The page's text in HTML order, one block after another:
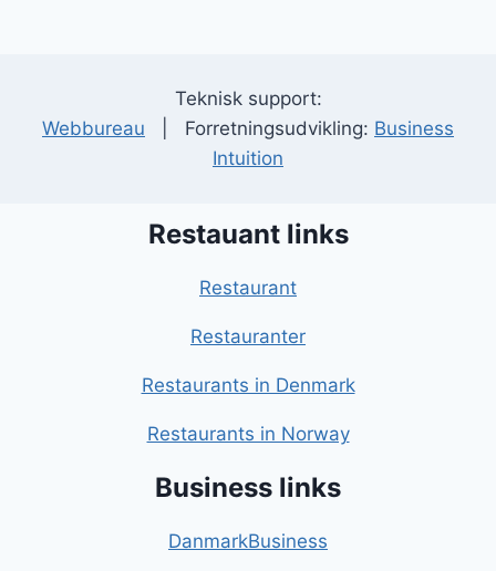
Teknisk support:
Webbureau | Forretningsudvikling: Business
Intuition
Restauant links
Restaurant
Restauranter
Restaurants in Denmark
Restaurants in Norway
Business links
DanmarkBusiness